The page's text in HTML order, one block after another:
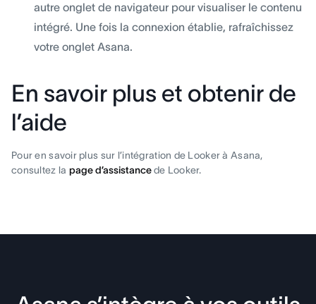
autre onglet de navigateur pour visualiser le contenu
intégré. Une fois la connexion établie, rafraîchissez
votre onglet Asana.
En savoir plus et obtenir de
l’aide
Pour en savoir plus sur l’intégration de Looker à Asana,
consultez la page d’assistancede Looker.